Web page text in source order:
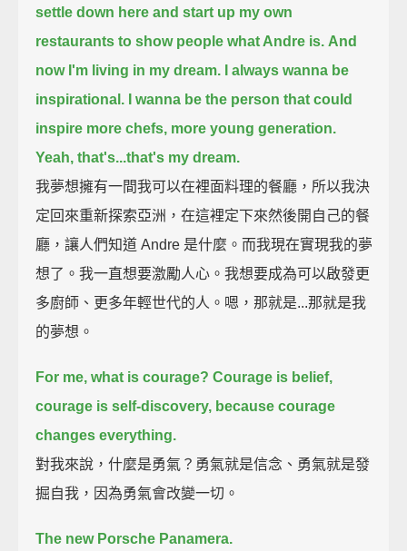
settle down here and start up my own
restaurants to show people what Andre is. And
now I'm living in my dream.
I always wanna be
inspirational.
I wanna be the person that could
inspire more chefs, more young generation.
Yeah, that's...that's my dream.
我夢想擁有一間我可以在裡面料理的餐廳，所以我決
定回來重新探索亞洲，在這裡定下來然後開自己的餐
廳，讓人們知道 Andre 是什麼。而我現在實現我的夢
想了。我一直想要激勵人心。我想要成為可以啟發更
多廚師、更多年輕世代的人。嗯，那就是...那就是我
的夢想。
For me, what is courage? Courage is belief,
courage is self-discovery, because courage
changes everything.
對我來說，什麼是勇氣？勇氣就是信念、勇氣就是發
掘自我，因為勇氣會改變一切。
The new Porsche Panamera.